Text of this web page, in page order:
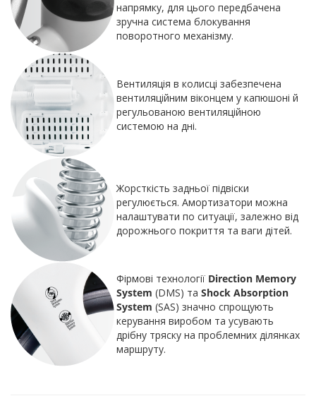
напрямку, для цього передбачена
зручна система блокування
поворотного механізму.
Вентиляція в колисці забезпечена
вентиляційним віконцем у капюшоні й
регульованою вентиляційною
системою на дні.
Жорсткість задньої підвіски
регулюється. Амортизатори можна
налаштувати по ситуації, залежно від
дорожнього покриття та ваги дітей.
Фірмові технології Direction Memory
System (DMS) та Shock Absorption
System (SAS) значно спрощують
керування виробом та усувають
дрібну тряску на проблемних ділянках
маршруту.